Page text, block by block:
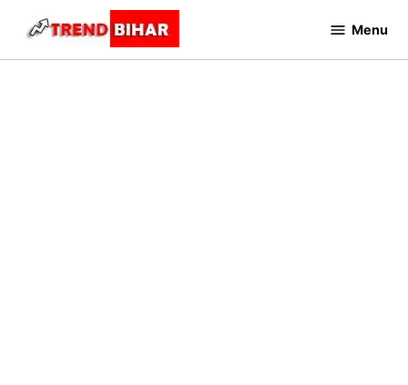
content
Bihar
Menu